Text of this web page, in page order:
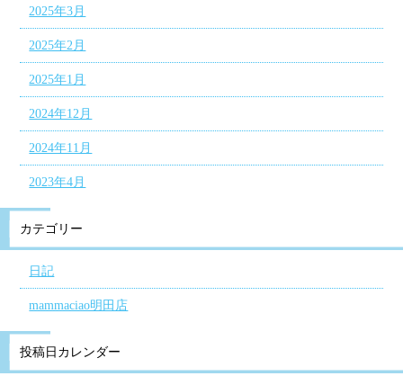
2025年3月
2025年2月
2025年1月
2024年12月
2024年11月
2023年4月
カテゴリー
日記
mammaciao明田店
投稿日カレンダー